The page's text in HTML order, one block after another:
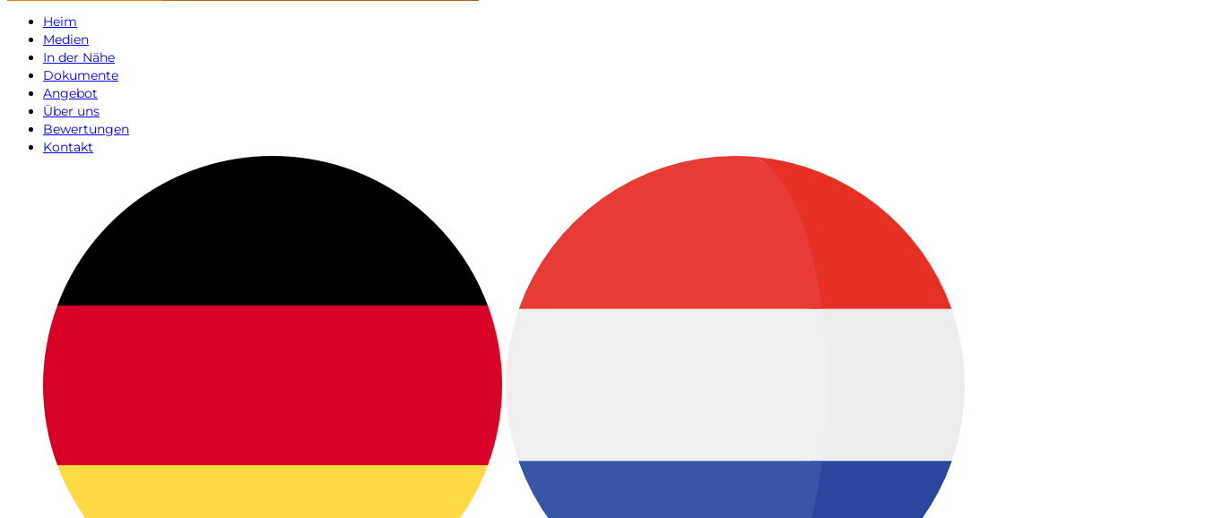
Heim
Medien
In der Nähe
Dokumente
Angebot
Über uns
Bewertungen
Kontakt